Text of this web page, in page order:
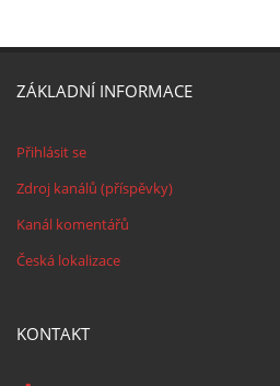
ZÁKLADNÍ INFORMACE
Přihlásit se
Zdroj kanálů (příspěvky)
Kanál komentářů
Česká lokalizace
KONTAKT